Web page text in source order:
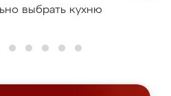
выбрать кухню